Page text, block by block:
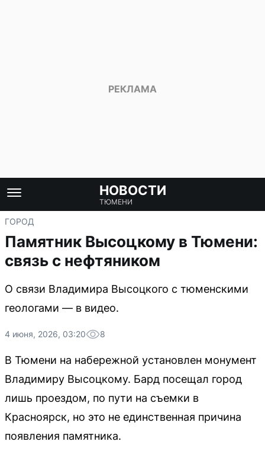
НОВОСТИ
ТЮМЕНИ
ГОРОД
Памятник Высоцкому в Тюмени:
связь с нефтяником
О связи Владимира Высоцкого с тюменскими
геологами — в видео.
4 июня, 2026, 03:20 8
В Тюмени на набережной установлен монумент
Владимиру Высоцкому. Бард посещал город
лишь проездом, по пути на съемки в
Красноярск, но это не единственная причина
появления памятника.